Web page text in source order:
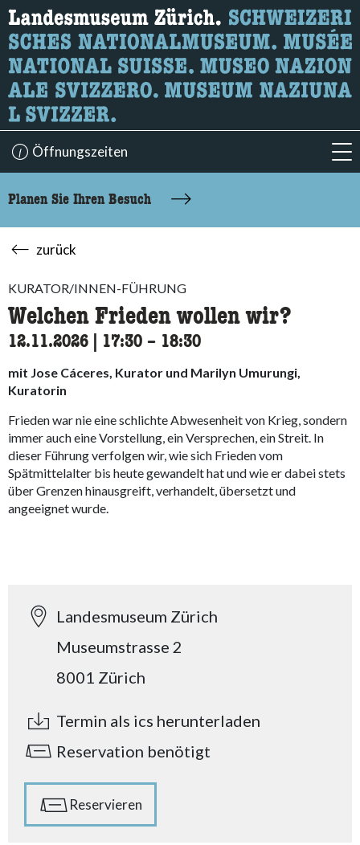
Wonach suchen Sie?
Hier können Sie nach Inhalten der Seite suchen.
Öffnungszeiten
Planen Sie Ihren Besuch
zurück
KURATOR/INNEN-FÜHRUNG
Welchen Frieden wollen wir?
12.11.2026 17:30 accessibility.time_to
– 18:30
mit Jose Cáceres, Kurator und Marilyn Umurungi,
Kuratorin
Frieden war nie eine schlichte Abwesenheit von Krieg, sondern
immer auch eine Vorstellung, ein Versprechen, ein Streit. In
dieser Führung verfolgen wir, wie sich Frieden vom
Spätmittelalter bis heute gewandelt hat und wie er dabei stets
über Grenzen hinausgreift, verhandelt, übersetzt und
angeeignet wurde.
Landesmuseum Zürich
Museumstrasse 2
8001 Zürich
Termin als ics herunterladen
Reservation benötigt
Reservieren